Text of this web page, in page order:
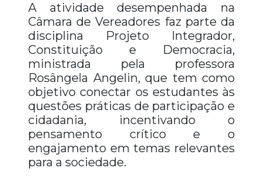
A atividade desempenhada na
Câmara de Vereadores faz parte da
disciplina Projeto Integrador,
Constituição e Democracia,
ministrada pela professora
Rosângela Angelin, que tem como
objetivo conectar os estudantes às
questões práticas de participação e
cidadania, incentivando o
pensamento crítico e o
engajamento em temas relevantes
para a sociedade.